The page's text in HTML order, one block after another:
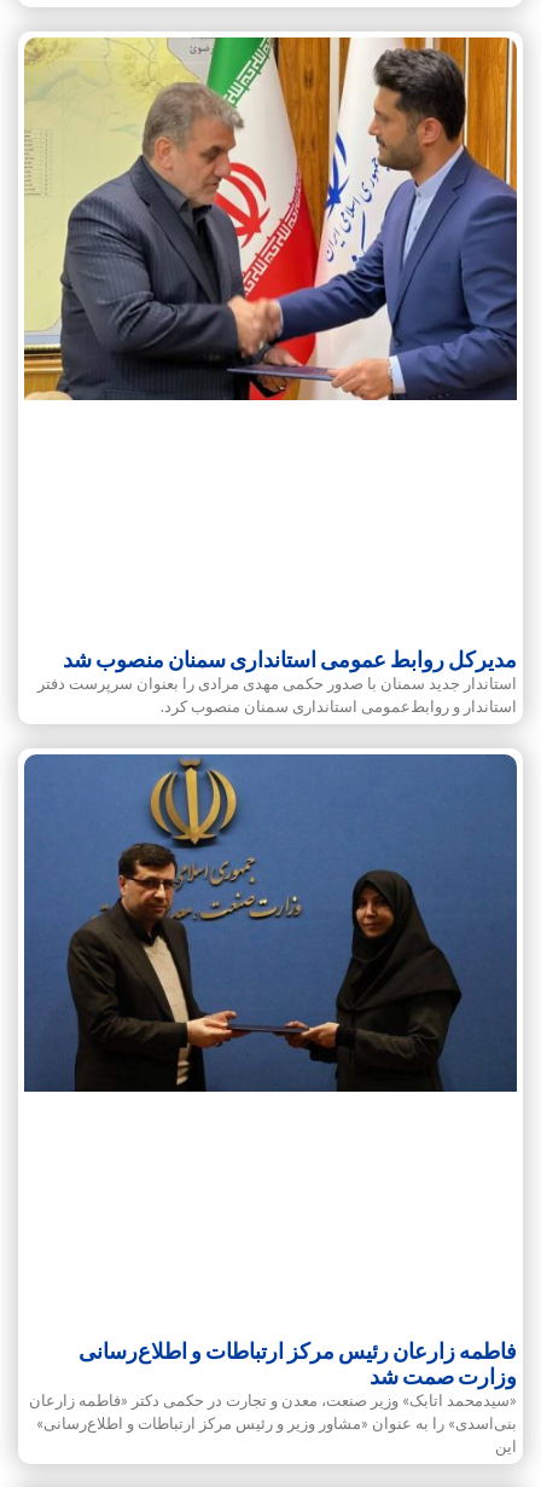
مدیرکل روابط عمومی استانداری سمنان منصوب شد
استاندار جدید سمنان با صدور حکمی مهدی مرادی را بعنوان سرپرست دفتر
استاندار و روابط‌عمومی استانداری سمنان منصوب کرد.
فاطمه زارعان رئیس مرکز ارتباطات و اطلاع‌رسانی
وزارت صمت شد
«سیدمحمد اتابک» وزیر صنعت، معدن و تجارت در حکمی دکتر «فاطمه زارعان
بنی‌اسدی» را به عنوان «مشاور وزیر و رئیس مرکز ارتباطات و اطلاع‌رسانی»
این